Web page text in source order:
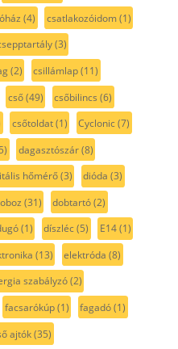
(4) csatlakozóidom(1)
(3)
(2) csillámlap(11)
cső(49) csőbilincs (6)
csőtoldat(1) Cyclonic(7)
dagasztószár(8)
hőmérő(3) dióda (3)
(31) dobtartó(2)
(1) díszléc(5) E14(1)
(13) elektróda (8)
szabályzó(2)
facsarókúp(1) fagadó(1)
ajtók(35)